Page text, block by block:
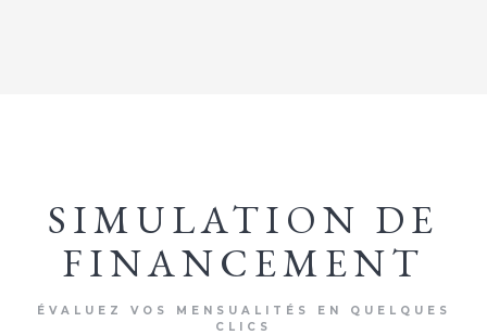
SIMULATION DE
FINANCEMENT
ÉVALUEZ VOS MENSUALITÉS EN QUELQUES
CLICS